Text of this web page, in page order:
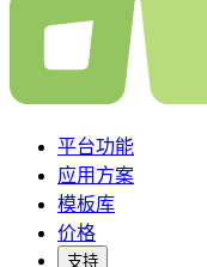
平台功能
应用方案
模板库
价格
支持